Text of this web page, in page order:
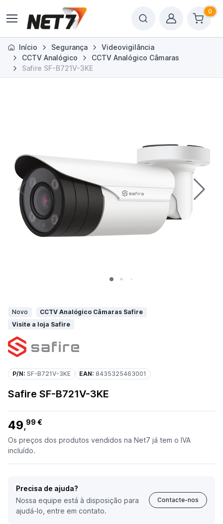
0
Início Segurança
Videovigilância
CCTV Analógico
CCTV Analógico Câmaras
Safire SF-B721V-3KE
Novo
CCTV Analógico Câmaras Safire
Visite a loja Safire
P/N: SF-B721V-3KE EAN: 8435325463001
Safire SF-B721V-3KE
49,99 €
Os preços dos produtos vendidos na Net7 já tem o IVA
incluído.
Precisa de ajuda?
Nossa equipe está à disposição para
ajudá-lo, entre em contato.
Contacte-nos